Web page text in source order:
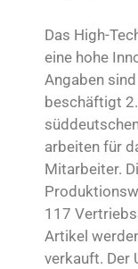
Das High-
eine hohe
Angaben
beschäftigt
arbeiten für
Mitarbeiter.
117
Artikel
verkauft. Der